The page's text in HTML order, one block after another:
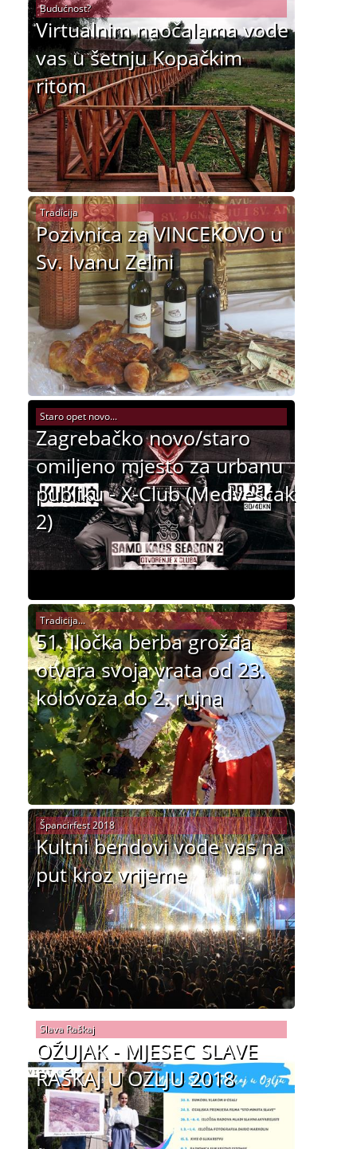
Virtualnim naočalama vode
vas u šetnju Kopačkim
ritom
Budućnost?
Pozivnica za VINCEKOVO u
Sv. Ivanu Zelini
Tradicija
Zagrebačko novo/staro
omiljeno mjesto za urbanu
publiku - X-Club (Medvešćak
2)
Staro opet novo...
51. Iločka berba grožđa
otvara svoja vrata od 23.
kolovoza do 2. rujna
Tradicija...
Kultni bendovi vode vas na
put kroz vrijeme
Špancirfest 2018
OŽUJAK - MJESEC SLAVE
RAŠKAJ U OZLJU 2018
Slava Raškaj